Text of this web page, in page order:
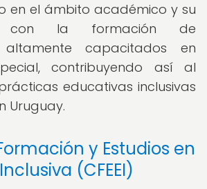
en el ámbito académico y su
con la formación de
altamente capacitados en
contribuyendo así al
educativas inclusivas
Uruguay.
y Estudios en
(CFEEI)